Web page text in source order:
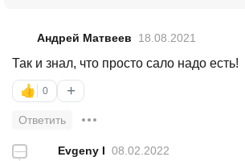
Андрей Матвеев 18.08.2021
Так и знал, что просто сало надо есть!
👍 0 +
Ответить
— Evgeny I 08.02.2022